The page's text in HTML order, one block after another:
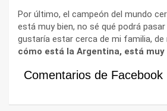
Por último, el campeón del mundo
está muy bien, no sé qué podrá
gustaría estar cerca de mi familia, de
cómo está la Argentina, está
Comentarios de Facebook